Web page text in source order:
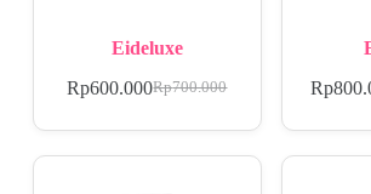
Eideluxe
Rp700.000
Rp600.000 Rp